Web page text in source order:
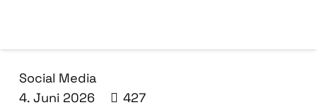
Social Media
4. Juni 2026
427